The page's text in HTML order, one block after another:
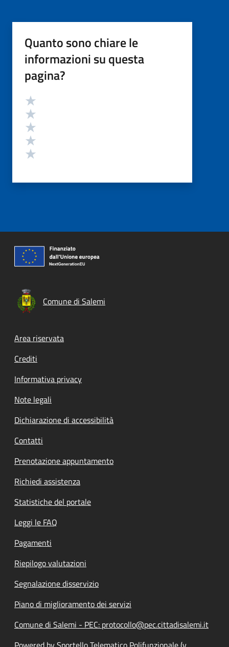
Quanto sono chiare le
informazioni su questa
pagina?
Valutazione
Comune di Salemi
Footer menu
Area riservata
Crediti
Informativa privacy
Note legali
Dichiarazione di accessibilità
Contatti
Prenotazione appuntamento
Richiedi assistenza
Statistiche del portale
Leggi le FAQ
Pagamenti
Riepilogo valutazioni
Segnalazione disservizio
Piano di miglioramento dei servizi
Comune di Salemi - PEC: protocollo@pec.cittadisalemi.it